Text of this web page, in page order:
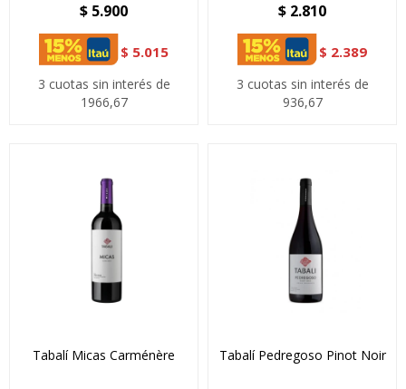
$ 5.900
$ 5.015
3 cuotas sin interés de
1966,67
$ 2.810
$ 2.389
3 cuotas sin interés de
936,67
Tabalí Micas Carménère Tabalí Pedregoso Pinot Noir